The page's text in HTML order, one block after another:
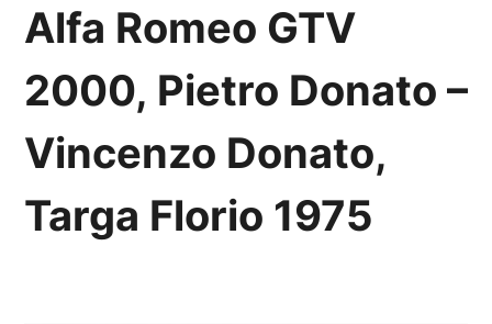
Alfa Romeo GTV
2000, Pietro Donato –
Vincenzo Donato,
Targa Florio 1975